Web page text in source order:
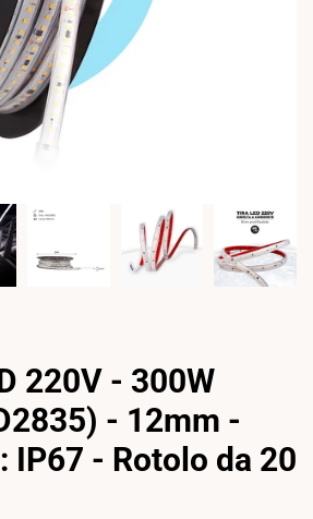
220V - 300W
- 12mm -
IP67 - Rotolo da 20